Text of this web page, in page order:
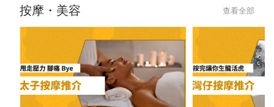
按摩・美容 查看全部